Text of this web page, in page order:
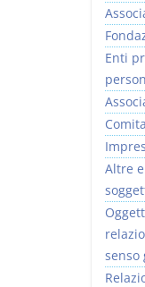
Enti
Altre
senso
relazione giuridica
Versione ebook€ 5,99